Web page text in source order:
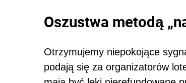
Oszustwa metodą
Otrzymujemy niepokojące
podają się za organizatorów